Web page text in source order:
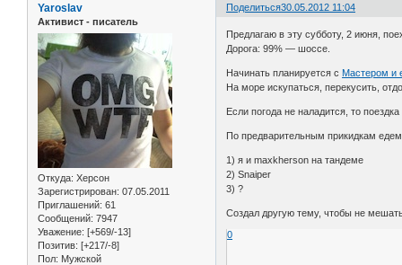
Поделиться30.05.2012 11:04
Yaroslav
Активист - писатель
Откуда: Херсон
Зарегистрирован: 07.05.2011
Приглашений: 61
Сообщений: 7947
Уважение: [+569/-13]
Позитив: [+217/-8]
Пол: Мужской
Предлагаю в эту субботу, 2 июня,
Дорога: 99% — шоссе.
Начинать планируется с Мастером и
На море искупаться, перекусить,
Если погода не наладится, то
По предварительным прикидкам
1) я и maxkherson на тандеме
2) Snaiper
3) ?
Создал другую тему, чтобы не
0